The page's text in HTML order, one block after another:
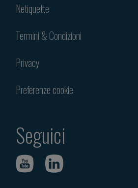
Netiquette
Termini & Condizioni
Privacy
Preferenze cookie
Seguici